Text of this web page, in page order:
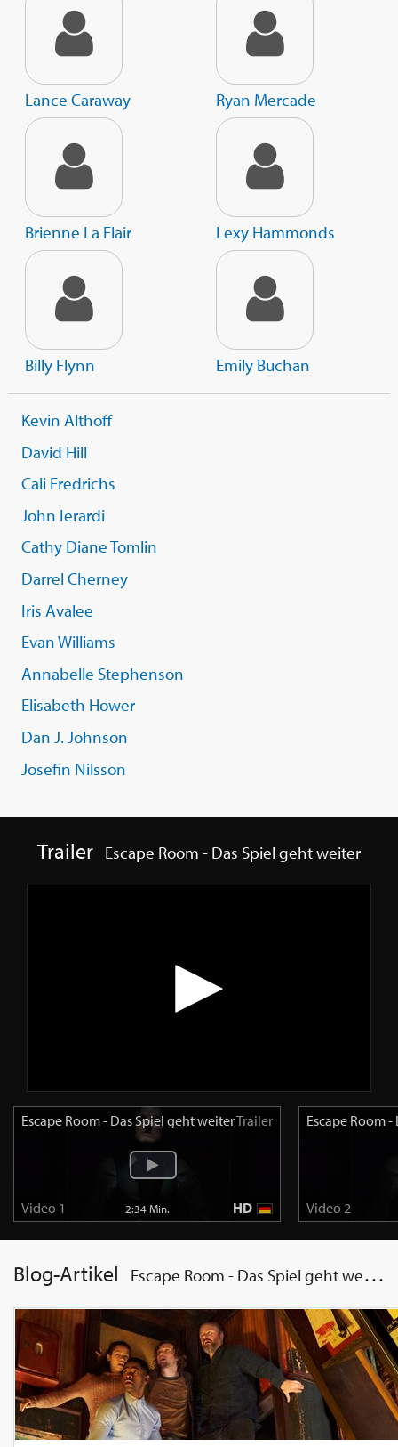
Lance Caraway Ryan Mercade
Brienne La Flair Lexy Hammonds
Billy Flynn Emily Buchan
Kevin Althoff
David Hill
Cali Fredrichs
John Ierardi
Cathy Diane Tomlin
Darrel Cherney
Iris Avalee
Evan Williams
Annabelle Stephenson
Elisabeth Hower
Dan J. Johnson
Josefin Nilsson
Trailer Escape Room - Das Spiel geht weiter
Escape Room - Das Spiel geht weiterTrailer
Video 1 2:34 Min. HD
Escape Room
Video 2
Blog-Artikel Escape Room - Das Spiel geht weiter